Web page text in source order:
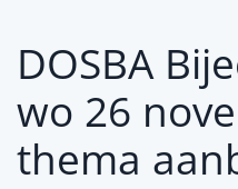
DOSBA
wo 26
thema